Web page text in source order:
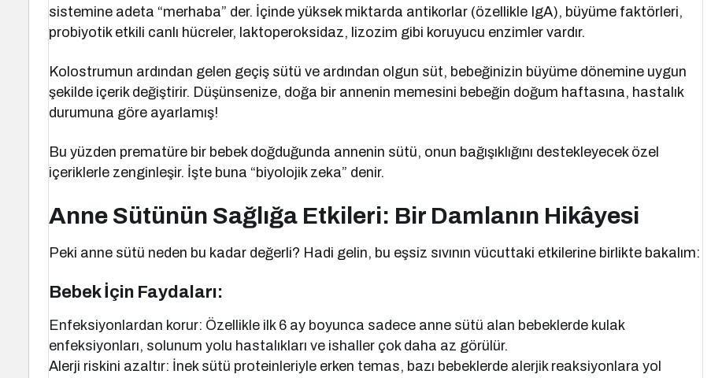
sistemine adeta “merhaba” der. İçinde yüksek miktarda antikorlar (özellikle IgA), büyüme faktörleri,
probiyotik etkili canlı hücreler, laktoperoksidaz, lizozim gibi koruyucu enzimler vardır.
Kolostrumun ardından gelen geçiş sütü ve ardından olgun süt, bebeğinizin büyüme dönemine uygun
şekilde içerik değiştirir. Düşünsenize, doğa bir annenin memesini bebeğin doğum haftasına, hastalık
durumuna göre ayarlamış!
Bu yüzden prematüre bir bebek doğduğunda annenin sütü, onun bağışıklığını destekleyecek özel
içeriklerle zenginleşir. İşte buna “biyolojik zeka” denir.
Anne Sütünün Sağlığa Etkileri: Bir Damlanın Hikâyesi
Peki anne sütü neden bu kadar değerli? Hadi gelin, bu eşsiz sıvının vücuttaki etkilerine birlikte bakalım:
Bebek İçin Faydaları:
Enfeksiyonlardan korur: Özellikle ilk 6 ay boyunca sadece anne sütü alan bebeklerde kulak
enfeksiyonları, solunum yolu hastalıkları ve ishaller çok daha az görülür.
Alerji riskini azaltır: İnek sütü proteinleriyle erken temas, bazı bebeklerde alerjik reaksiyonlara yol